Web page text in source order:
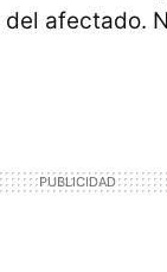
del afectado.